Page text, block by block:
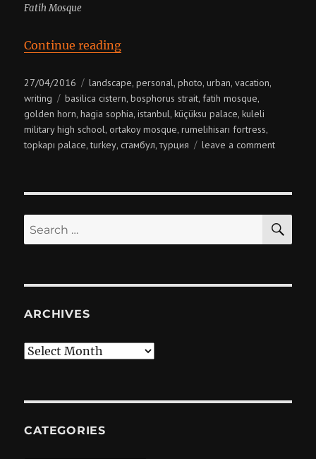
Fatih Mosque
Continue reading“Turkey, Istanbul”
Posted
on
27/04/2016 Categories
landscape,personal,photo,urban,vacation,
writing Tags
basilica cistern,bosphorus strait,fatih mosque,
golden horn,hagia sophia,istanbul,küçüksu palace,kuleli
military high school,ortakoy mosque,rumelihisarı fortress,
topkapı palace,turkey,стамбул,турция leave a commenton
Search
for:
ARCHIVES
Archives
CATEGORIES